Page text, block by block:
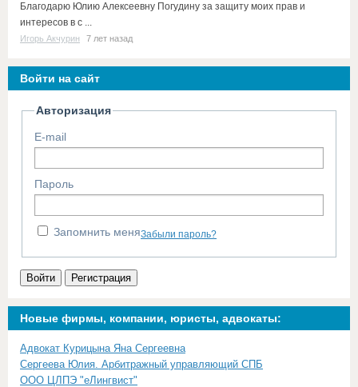
Благодарю Юлию Алексеевну Погудину за защиту моих прав и
интересов в с ...
Игорь Акчурин 7 лет назад
Войти на сайт
Авторизация
E-mail
Пароль
Запомнить меняЗабыли пароль?
Войти Регистрация
Новые фирмы, компании, юристы, адвокаты:
Адвокат Курицына Яна Сергеевна
Сергеева Юлия. Арбитражный управляющий СПБ
ООО ЦЛПЭ "еЛингвист"